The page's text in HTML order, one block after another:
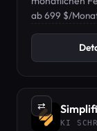
bis zu Social-
ab 699 $/
⇄
KI